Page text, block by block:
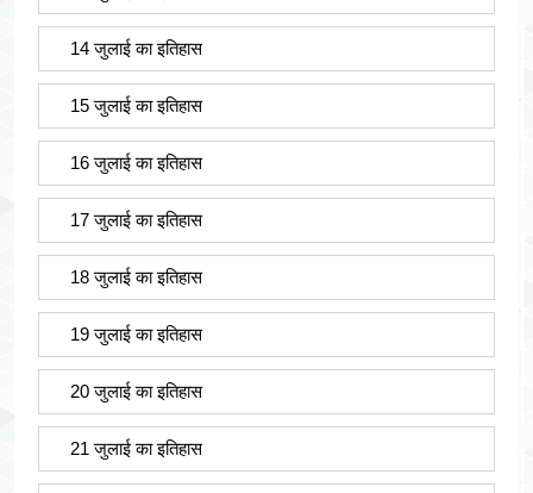
14 जुलाई का इतिहास
15 जुलाई का इतिहास
16 जुलाई का इतिहास
17 जुलाई का इतिहास
18 जुलाई का इतिहास
19 जुलाई का इतिहास
20 जुलाई का इतिहास
21 जुलाई का इतिहास